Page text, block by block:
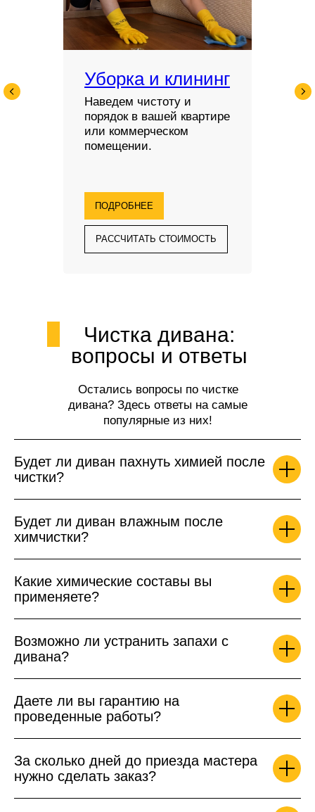
Уборка и клининг
Наведем чистоту и
порядок в вашей квартире
или коммерческом
помещении.
ПОДРОБНЕЕ
РАССЧИТАТЬ СТОИМОСТЬ
Чистка дивана:
вопросы и ответы
Остались вопросы по чистке
дивана? Здесь ответы на самые
популярные из них!
Будет ли диван пахнуть химией после
чистки?
Будет ли диван влажным после
химчистки?
Какие химические составы вы
применяете?
Возможно ли устранить запахи с
дивана?
Даете ли вы гарантию на
проведенные работы?
За сколько дней до приезда мастера
нужно сделать заказ?